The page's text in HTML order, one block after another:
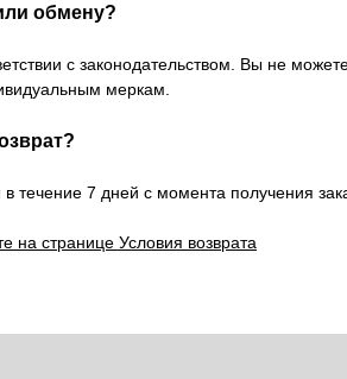
обмену?
с законодательством. Вы не
меркам.
7 дней с момента получения
на странице Условия возврата